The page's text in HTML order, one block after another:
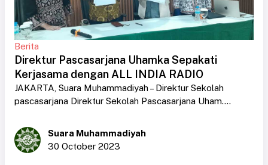
Berita
Direktur Pascasarjana Uhamka Sepakati
Kerjasama dengan ALL INDIA RADIO
JAKARTA, Suara Muhammadiyah – Direktur Sekolah
pascasarjana Direktur Sekolah Pascasarjana Uham....
Suara Muhammadiyah
30 October 2023